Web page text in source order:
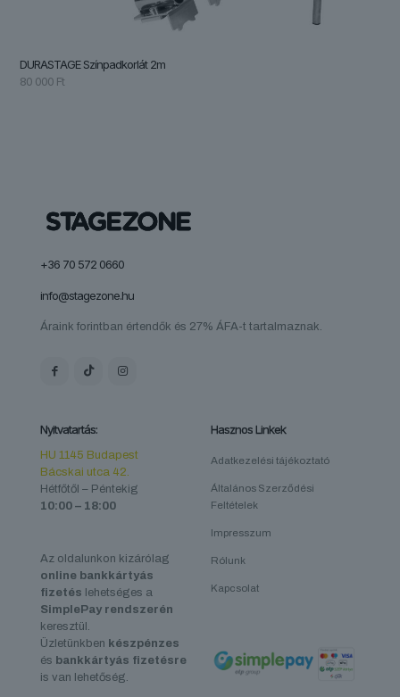
DURASTAGE Színpadkorlát 2m
80 000 Ft
+36 70 572 0660
info@stagezone.hu
Áraink forintban értendők és 27% ÁFA-t tartalmaznak.
Nyitvatartás:
HU 1145 Budapest
Bácskai utca 42.
Hétfőtől – Péntekig
10:00 – 18:00
Az oldalunkon kizárólag
online bankkártyás
fizetés lehetséges a
SimplePay rendszerén
keresztül.
Üzletünkben készpénzes
és bankkártyás fizetésre
is van lehetőség.
Hasznos Linkek
Adatkezelési tájékoztató
Általános Szerződési
Feltételek
Impresszum
Rólunk
Kapcsolat